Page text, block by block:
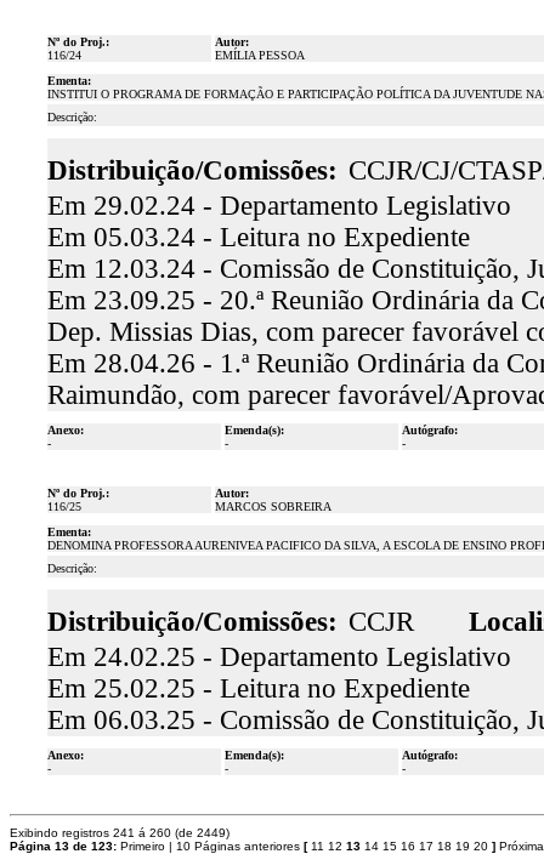
Nº do Proj.:
116/24
Autor:
EMÍLIA PESSOA
Ementa:
INSTITUI O PROGRAMA DE FORMAÇÃO E PARTICIPAÇÃO POLÍTICA DA JUVENTUDE
Descrição:
Distribuição/Comissões: CCJR/CJ/
Em 29.02.24 - Departamento Legislativo
Em 05.03.24 - Leitura no Expediente
Em 12.03.24 - Comissão de Constituição,
Em 23.09.25 - 20.ª Reunião Ordinária da
Dep. Missias Dias, com parecer favorável
Em 28.04.26 - 1.ª Reunião Ordinária da
Raimundão, com parecer favorável/
Anexo:
-
Emenda(s):
-
Autógrafo:
-
Nº do Proj.:
116/25
Autor:
MARCOS SOBREIRA
Ementa:
DENOMINA PROFESSORA AURENIVEA PACIFICO DA SILVA, A ESCOLA DE ENSINO
Descrição:
Distribuição/Comissões: CCJR
Em 24.02.25 - Departamento Legislativo
Em 25.02.25 - Leitura no Expediente
Em 06.03.25 - Comissão de Constituição,
Anexo:
-
Emenda(s):
-
Autógrafo:
-
Exibindo registros 241 á 260 (de 2449)
Página 13 de 123: Primeiro | 10 Páginas anteriores [ 11 12 13 14 15 16 17 18 19 20 ]